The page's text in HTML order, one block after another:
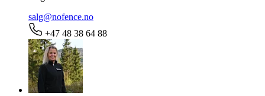
salg@nofence.no
+47 48 38 64 88